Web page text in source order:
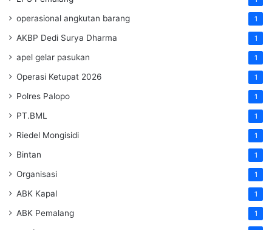
operasional angkutan barang 1
AKBP Dedi Surya Dharma 1
apel gelar pasukan 1
Operasi Ketupat 2026 1
Polres Palopo 1
PT.BML 1
Riedel Mongisidi 1
Bintan 1
Organisasi 1
ABK Kapal 1
ABK Pemalang 1